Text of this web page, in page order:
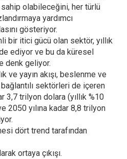
olabileceğini, her türlü
yardımcı
gösteriyor.
bir itici gücü olan sektör, yıllık
ediyor ve bu da küresel
denk geliyor.
ve yayın akışı, beslenme ve
sektörleri de içeren
3,7 trilyon dolara (yıllık %10
2050 yılına kadar 8,8 trilyon
dört trend tarafından
ortaya çıkışı.